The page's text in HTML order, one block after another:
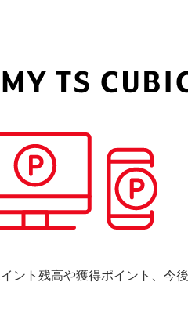
ント残高や獲得ポイント、今